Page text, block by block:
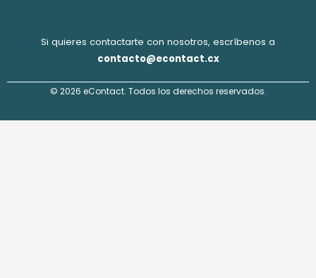
Si quieres contactarte con nosotros, escríbenos a
contacto@econtact.cx
© 2026 eContact. Todos los derechos reservados.